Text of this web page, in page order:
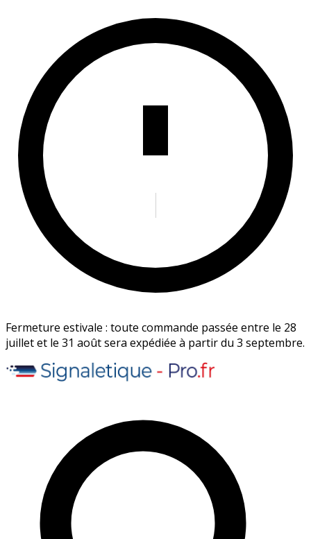
Fermeture estivale : toute commande passée entre le 28
juillet et le 31 août sera expédiée à partir du 3 septembre.